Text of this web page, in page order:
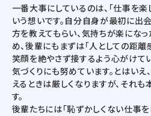
一番大事にしているのは、「仕事を
いう想いです。自分自身が最初に出
方を教えてもらい、気持ちが楽にな
め、後輩にもまずは「人としての距離
笑顔を絶やさず接するよう心がけて
気づくりにも努めています。とはいえ
えるときは厳しくなりますが、それ
す。
後輩たちには「恥ずかしくない仕事